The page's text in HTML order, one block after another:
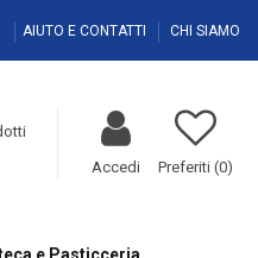
AIUTO E CONTATTI CHI SIAMO
Accedi Preferiti (0)
e Pasticceria